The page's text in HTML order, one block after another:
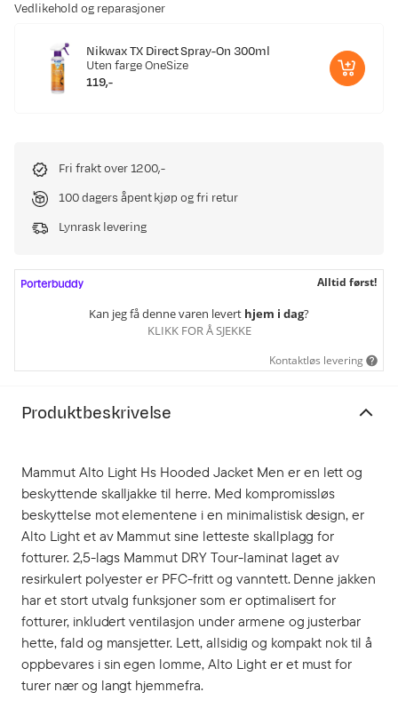
Vedlikehold og reparasjoner
Nikwax TX Direct Spray-On 300ml
Uten fargeOneSize
price
119,-
Fri frakt over 1200,-
100 dagers åpent kjøp og fri retur
Lynrask levering
Alltid først!
Kan jeg få denne varen levert hjem i dag?
KLIKK FOR Å SJEKKE
Kontaktløs levering
Produktbeskrivelse
Mammut Alto Light Hs Hooded Jacket Men er en lett og
beskyttende skalljakke til herre. Med kompromissløs
beskyttelse mot elementene i en minimalistisk design, er
Alto Light et av Mammut sine letteste skallplagg for
fotturer. 2,5-lags Mammut DRY Tour-laminat laget av
resirkulert polyester er PFC-fritt og vanntett. Denne jakken
har et stort utvalg funksjoner som er optimalisert for
fotturer, inkludert ventilasjon under armene og justerbar
hette, fald og mansjetter. Lett, allsidig og kompakt nok til å
oppbevares i sin egen lomme, Alto Light er et must for
turer nær og langt hjemmefra.